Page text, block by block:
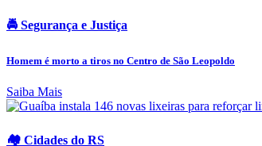
🚔 Segurança e Justiça
Homem é morto a tiros no Centro de São Leopoldo
Saiba Mais
🏘️ Cidades do RS